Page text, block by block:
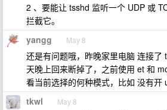
2 、要能让 tsshd 监听一个 UDP 或
拦截它。
yangg May 8
还是有问题哦，昨晚家里电脑 连接了
天晚上回来断掉了，之前使用 et 和
看当前选择的何种模式，比如 没有开
tkwl May 8